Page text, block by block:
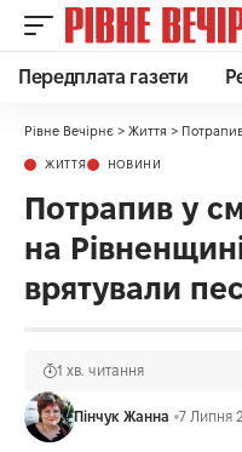
Передплата газети
Рівне Вечірнє > Життя > Потрапив у
ЖИТТЯ НОВИНИ
Потрапив у
на
врятували
Пінчук Жанна 7 Липня
1 хв. читання